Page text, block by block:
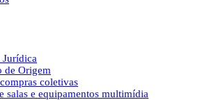
Jurídica
de Origem
coletivas
salas e equipamentos multimídia